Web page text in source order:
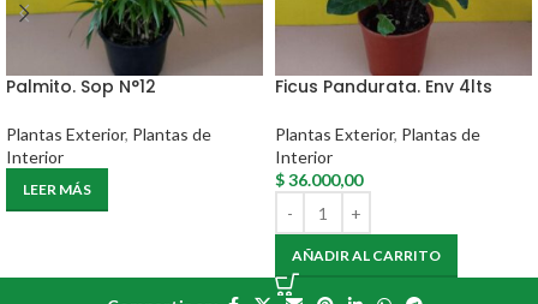
Palmito. Sop N°12
Plantas Exterior, Plantas de
Interior
LEER MÁS
Ficus Pandurata. Env 4lts
Plantas Exterior, Plantas de
Interior
$36.000,00
AÑADIR AL CARRITO